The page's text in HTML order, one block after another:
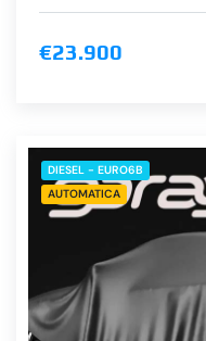
€23.900
DIESEL - EURO6B
AUTOMATICA